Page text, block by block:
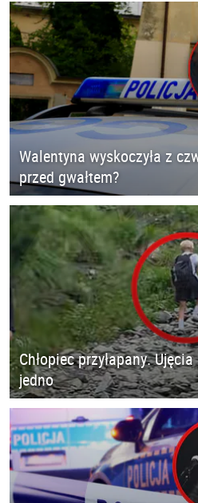
Walentyna wyskoczyła z
przed gwałtem?
Chłopiec przyłapany.
jedno